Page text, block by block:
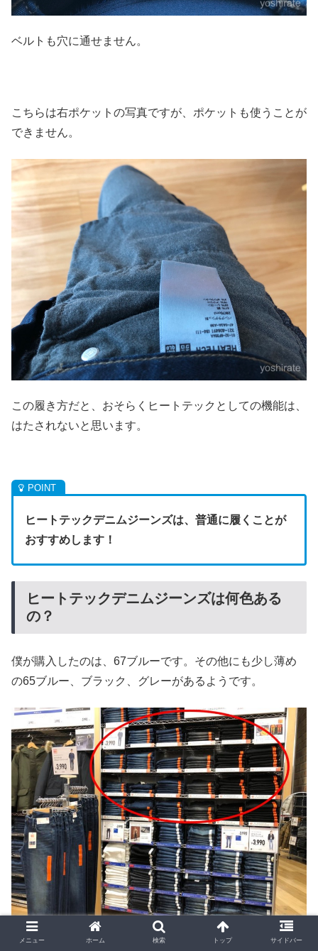
ベルトも穴に通せません。
こちらは右ポケットの写真ですが、ポケットも使うことが
できません。
この履き方だと、おそらくヒートテックとしての機能は、
はたされないと思います。
ヒートテックデニムジーンズは、普通に履くことが
おすすめします！
ヒートテックデニムジーンズは何色ある
の？
僕が購入したのは、67ブルーです。その他にも少し薄め
の65ブルー、ブラック、グレーがあるようです。
メニュー ホーム 検索 トップ サイドバー